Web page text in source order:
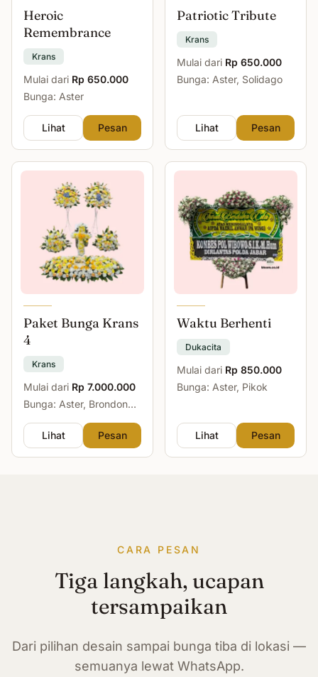
Heroic
Remembrance
Krans
Mulai dari Rp 650.000
Bunga: Aster
Lihat Pesan
Patriotic Tribute
Krans
Mulai dari Rp 650.000
Bunga: Aster, Solidago
Lihat Pesan
Paket Bunga Krans
4
Krans
Mulai dari Rp 7.000.000
Bunga: Aster, Brondong,
Lihat
Pesan
Waktu Berhenti
Dukacita
Mulai dari Rp 850.000
Bunga: Aster, Pikok
Lihat Pesan
CARA PESAN
Tiga langkah, ucapan
tersampaikan
Dari pilihan desain sampai bunga tiba di lokasi —
semuanya lewat WhatsApp.